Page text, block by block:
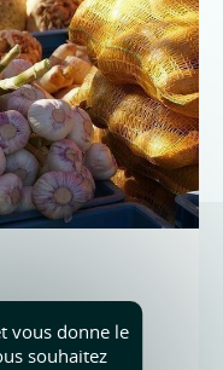
fromages, fruits et
vous donne le
souhaitez